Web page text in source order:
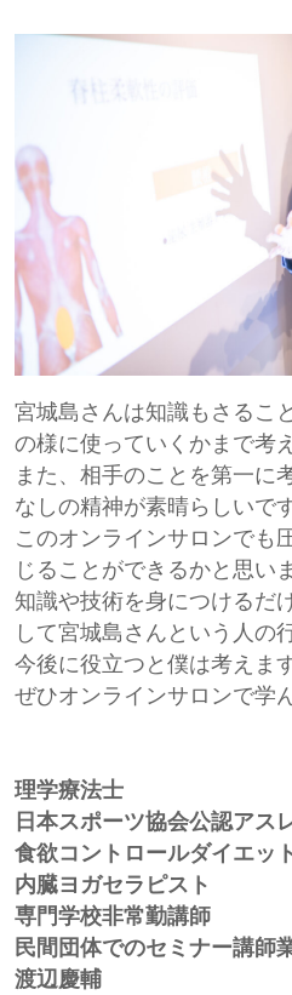
宮城島さんは知識もさるこ
の様に使っていくかまで考
また、相手のことを第一に
なしの精神が素晴らしいです
このオンラインサロンでも
じることができるかと思いま
知識や技術を身につけるだ
して宮城島さんという人の
今後に役立つと僕は考えます
ぜひオンラインサロンで学
理学療法士
日本スポーツ協会公認アス
食欲コントロールダイエッ
内臓ヨガセラピスト
専門学校非常勤講師
民間団体でのセミナー講師
渡辺慶輔